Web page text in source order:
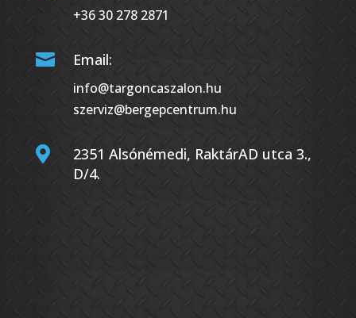
+36 30 278 2871
 Email:
info@targoncaszalon.hu
szerviz@bergepcentrum.hu

2351 Alsónémedi, RaktárAD utca 3.,
D/4.